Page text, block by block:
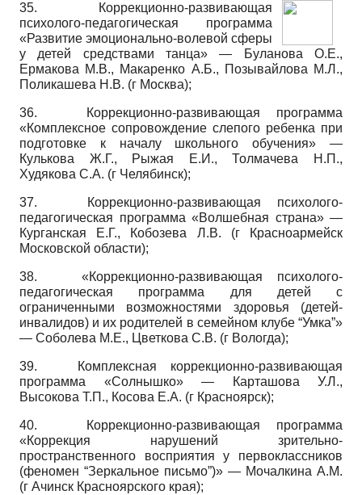
35.
Коррекционно-развивающая
психолого-педагогическая программа
«Развитие эмоционально-волевой сферы
у детей средствами танца» — Буланова О.Е.,
Ермакова М.В., Макаренко А.Б., Позывайлова М.Л.,
Поликашева Н.В. (г Москва);
36.
Коррекционно-развивающая программа
«Комплексное сопровождение слепого ребенка при
подготовке к началу школьного обучения» —
Кулькова Ж.Г., Рыжая Е.И., Толмачева Н.П.,
Худякова С.А. (г Челябинск);
37.
Коррекционно-развивающая психолого-
педагогическая программа «Волшебная страна» —
Курганская Е.Г., Кобозева Л.В. (г Красноармейск
Московской области);
38. «Коррекционно-развивающая психолого-
педагогическая программа для детей с
ограниченными возможностями здоровья (детей-
инвалидов) и их родителей в семейном клубе “Умка”»
— Соболева М.Е., Цвет­кова С.В. (г Вологда);
39.
Комплексная коррекционно-развивающая
программа «Солнышко» — Карташова У.Л.,
Высокова Т.П., Косова Е.А. (г Красноярск);
40.
Коррекционно-развивающая программа
«Коррекция нарушений зрительно-
пространственного восприятия у первоклассников
(феномен “Зеркальное письмо”)» — Мочалкина А.М.
(г Ачинск Красноярского края);